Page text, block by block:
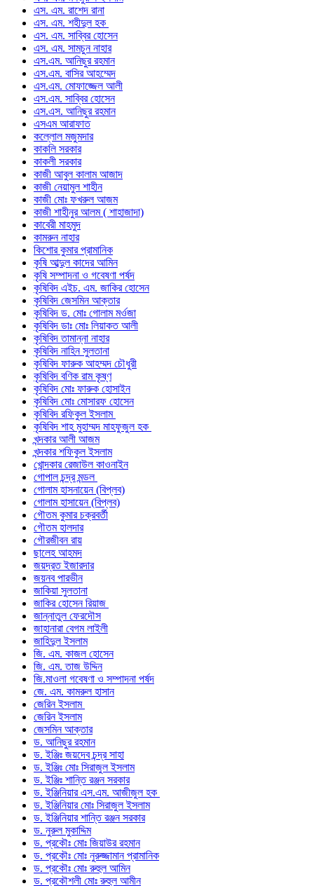
এস. এম. রাশেদ রানা
এস. এম. শহীদুল হক
এস. এম. সাব্বির হোসেন
এস. এম. সামচুন নাহার
এস.এম. আনিছুর রহমান
এস.এম. বাসির আহম্মেদ
এস.এম. মোফাজ্জেল আলী
এস.এম. সাব্বির হোসেন
এস.এস. আনিছুর রহমান
এসএম আরাফাত
কল্লোল মজুমদার
কাকলি সরকার
কাকলী সরকার
কাজী আবুল কালাম আজাদ
কাজী নেয়ামুল শাহীন
কাজী মোঃ ফখরুল আজম
কাজী শাহীনুর আলম ( শাহাজাদা)
কাবেরী মাহমুদ
কামরুন নাহার
কিশোর কুমার প্রামানিক
কৃষি আব্দুল কাদের আমিন
কৃষি সম্পাদনা ও গবেষণা পর্ষদ
কৃষিবিদ এইচ. এম. জাকির হোসেন
কৃষিবিদ জেসমিন আক্তার
কৃষিবিদ ড. মোঃ গোলাম মর্ওজা
কৃষিবিদ ডাঃ মোঃ লিয়াকত আলী
কৃষিবিদ তামান্না নাহার
কৃষিবিদ নাহিন সুলতানা
কৃষিবিদ ফারুক আহম্মদ চৌধুরী
কৃষিবিদ বণিক রাম কৃষ্ণ
কৃষিবিদ মোঃ ফারুক হোসাইন
কৃষিবিদ মোঃ মোসারফ হোসেন
কৃষিবিদ রফিকুল ইসলাম
কৃষিবিদ শাহ মুহাম্মদ মাহফুজুল হক
খন্দকার আলী আজম
খন্দকার শফিকুল ইসলাম
খোন্দকার রেজাউল কাওনাইন
গোপাল চন্দ্র মন্ডল
গোলাম হাসনায়েন (বিপ্লব)
গোলাম হাসায়েন (বিপ্লব)
গৌতম কুমার চক্রবর্তী
গৌতম হালদার
গৌরজীবন রায়
ছালেহ আহমদ
জয়দ্রত ইজারদার
জয়নব পারভীন
জাকিয়া সুলতানা
জাকির হোসেন রিয়াজ
জান্নাতুল ফেরদৌস
জাহানারা বেগম লাইলী
জাহিদুল ইসলাম
জি. এম. কাজল হোসেন
জি. এম. তাজ উদ্দিন
জি.মাওলা গবেষণা ও সম্পাদনা পর্ষদ
জে. এম. কামরুল হাসান
জেরিন ইসলাম
জেরিন ইসলাম
জেসমিন আক্তার
ড. আনিছুর রহমান
ড. ইঞ্জিঃ জয়দেব চন্দ্র সাহা
ড. ইঞ্জিঃ মোঃ সিরাজুল ইসলাম
ড. ইঞ্জিঃ শান্তি রঞ্জন সরকার
ড. ইঞ্জিনিয়ার এস.এম. আজীজুল হক
ড. ইঞ্জিনিয়ার মোঃ সিরাজুল ইসলাম
ড. ইঞ্জিনিয়ার শান্তি রঞ্জন সরকার
ড. নুরুল মুকাদ্দিম
ড. প্রকৌঃ মোঃ জিয়াউর রহমান
ড. প্রকৌঃ মোঃ নুরুজ্জামান প্রামানিক
ড. প্রকৌঃ মোঃ রুহুল আমিন
ড. প্রকৌশলী মোঃ রুহুল আমীন